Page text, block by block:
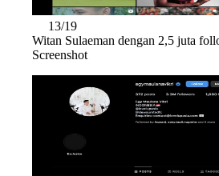
13/19
Witan Sulaeman dengan 2,5 juta
Screenshot